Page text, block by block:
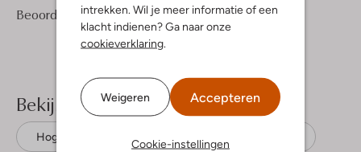
intrekken. Wil je meer informatie of een
klacht indienen? Ga naar onze
cookieverklaring.
Weigeren Accepteren
Cookie-instellingen
Beoordelingen (3) 5/5
3
5
Sterren
Bekijk meer
Hoge sneakers